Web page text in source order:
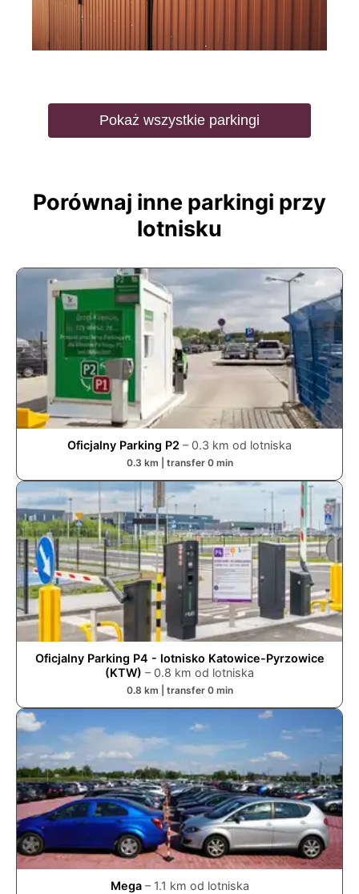
Pokaż wszystkie parkingi
Porównaj inne parkingi przy
lotnisku
Oficjalny Parking P2 – 0.3 km od lotniska
0.3 km | transfer 0min
Oficjalny Parking P4 - lotnisko Katowice-Pyrzowice
(KTW) – 0.8 km od lotniska
0.8 km | transfer 0min
Mega – 1.1 km od lotniska